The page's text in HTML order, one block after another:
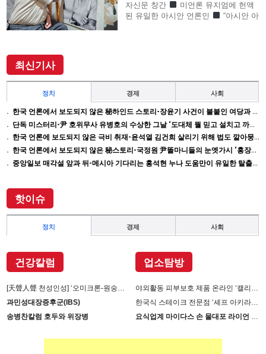
자신문 창간
미언론 뮤지엄에 헌액
된 유일한 아시안 언론인
“아시안 아
최신기사
정치 경제 사회
한국 언론에서 보도되지 않은 秘하인드 스토리-장윤기 사건이 불붙인 여당과 검찰의 보완 수사권 전쟁
단독 미스터리-尹 호위무사 유병호의 수상한 그날 ‘도대체 뭘 믿고 설치고 까부나 했더니…’
한국 언론에 보도되지 않은 극비 취재-윤석열 김건희 살리기 위해 법도 깔아뭉갠 심우정의 자충수
한국 언론에서 보도되지 않은 秘스토리-국정원 尹똘마니들의 눈엣가시 ‘홍장원’ 죽이기
중앙일보 매각설 앞과 뒤-메시아 기다리는 홍석현 누나 도움만이 유일한 탈출구인데 …
핫이슈
정치 경제 사회
건강칼럼
[天聲人聲 천성인성] ‘오미크론-원숭이 두창’장난 아니다
과민성대장증후군(IBS)
송병찬칼럼 호두와 위장병
업소탐방
야외활동 피부보호 제품 온라인 ‘캘리제이’(Cali-j)에서 판매
한국식 스테이크 전문점 ‘셰프 아키라백의 AB스테이크’ 진출
요식업계 마이다스 손 물대포 라이언 손 사장의 인생 필살기